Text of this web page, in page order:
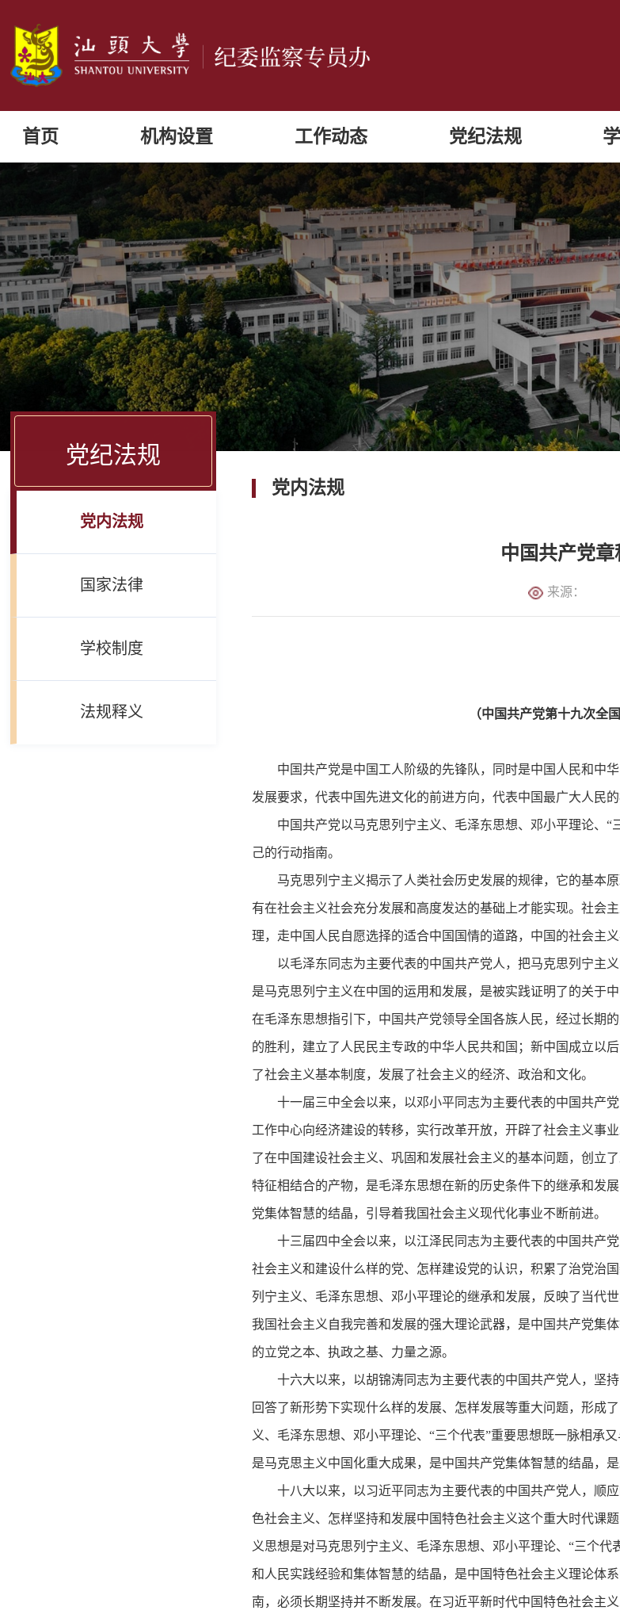
首页 机构设置 工作动态 党纪法规
党纪法规
党内法规
国家法律
学校制度
法规释义
党内法规
中国共产党章
来源：
（中国共产党第十九次全
中国共产党是中国工人阶级的先锋队，同时是中国人民和中
发展要求，代表中国先进文化的前进方向，代表中国最广大人民
中国共产党以马克思列宁主义、毛泽东思想、邓小平理论、
己的行动指南。
马克思列宁主义揭示了人类社会历史发展的规律，它的基本
有在社会主义社会充分发展和高度发达的基础上才能实现。社会
理，走中国人民自愿选择的适合中国国情的道路，中国的社会主
以毛泽东同志为主要代表的中国共产党人，把马克思列宁主
是马克思列宁主义在中国的运用和发展，是被实践证明了的关于
在毛泽东思想指引下，中国共产党领导全国各族人民，经过长期
的胜利，建立了人民民主专政的中华人民共和国；新中国成立以
了社会主义基本制度，发展了社会主义的经济、政治和文化。
十一届三中全会以来，以邓小平同志为主要代表的中国共产
工作中心向经济建设的转移，实行改革开放，开辟了社会主义事
了在中国建设社会主义、巩固和发展社会主义的基本问题，创立
特征相结合的产物，是毛泽东思想在新的历史条件下的继承和发
党集体智慧的结晶，引导着我国社会主义现代化事业不断前进。
十三届四中全会以来，以江泽民同志为主要代表的中国共产
社会主义和建设什么样的党、怎样建设党的认识，积累了治党治
列宁主义、毛泽东思想、邓小平理论的继承和发展，反映了当代
我国社会主义自我完善和发展的强大理论武器，是中国共产党集
的立党之本、执政之基、力量之源。
十六大以来，以胡锦涛同志为主要代表的中国共产党人，坚
回答了新形势下实现什么样的发展、怎样发展等重大问题，形成
义、毛泽东思想、邓小平理论、“三个代表”重要思想既一脉相承
是马克思主义中国化重大成果，是中国共产党集体智慧的结晶，
十八大以来，以习近平同志为主要代表的中国共产党人，顺
色社会主义、怎样坚持和发展中国特色社会主义这个重大时代课
义思想是对马克思列宁主义、毛泽东思想、邓小平理论、“三个
和人民实践经验和集体智慧的结晶，是中国特色社会主义理论体
南，必须长期坚持并不断发展。在习近平新时代中国特色社会主